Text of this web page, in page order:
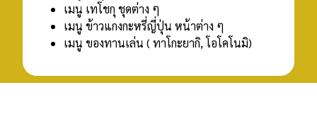
เมนู เทโชกุ ชุดต่าง ๆ
เมนู ข้าวแกงกะหรี่ญี่ปุ่น หน้าต่าง ๆ
เมนู ของทานเล่น ( ทาโกะยากิ, โอโคโนมิ)